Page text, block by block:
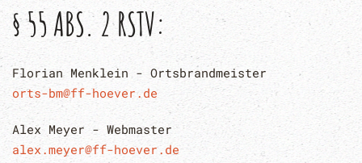
§ 55 ABS. 2 RSTV:
Florian Menklein - Ortsbrandmeister
orts-bm@ff-hoever.de
Alex Meyer - Webmaster
alex.meyer@ff-hoever.de